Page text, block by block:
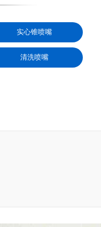
实心锥喷嘴
清洗喷嘴